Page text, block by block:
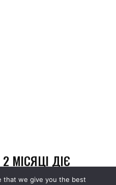
that we give you the best